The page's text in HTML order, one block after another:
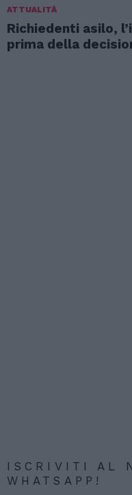
ATTUALITÀ
Richiedenti asilo,
prima della
ISCRIVITI AL
WHATSAPP!